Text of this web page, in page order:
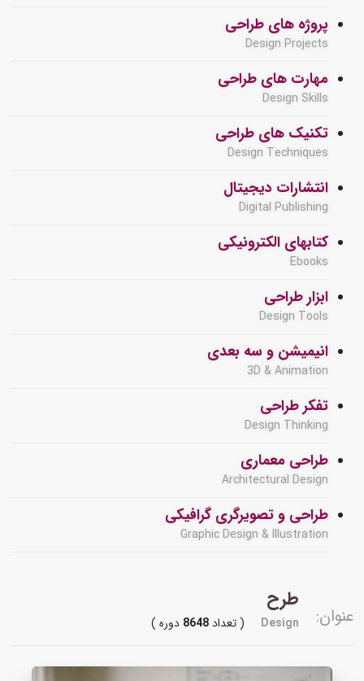
پروژه های طراحی
Design Projects
مهارت های طراحی
Design Skills
تکنیک های طراحی
Design Techniques
انتشارات دیجیتال
Digital Publishing
کتابهای الکترونیکی
Ebooks
ابزار طراحی
Design Tools
انیمیشن و سه بعدی
3D & Animation
تفکر طراحی
Design Thinking
طراحی معماری
Architectural Design
طراحی و تصویرگری گرافیکی
Graphic Design & Illustration
عنوان:
طرح
Design ( تعداد8648دوره )